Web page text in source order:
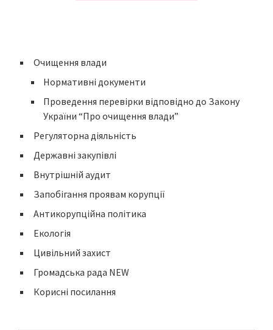
Очищення влади
Нормативні документи
Проведення перевірки відповідно до Закону
України “Про очищення влади”
Регуляторна діяльність
Державні закупівлі
Внутрішній аудит
Запобігання проявам корупції
Антикорупційна політика
Екологія
Цивільний захист
Громадська рада NEW
Корисні посилання